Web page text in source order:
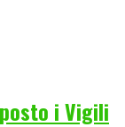
i Vigili